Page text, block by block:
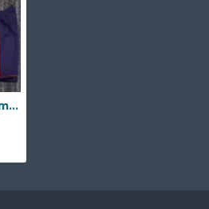
Camiseta España Home 1998 Niño Retro